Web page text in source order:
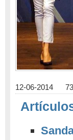
12-06-2014